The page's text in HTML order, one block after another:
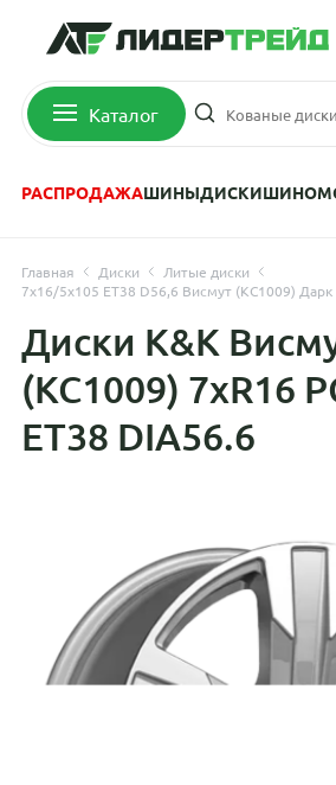
Каталог
РАСПРОДАЖАШИНЫДИСКИ
Главная Диски
Литые диски
7x16/5x105 ET38 D56,6 Висмут (КС1009) Дарк
Диски K&K
(КС1009) 7xR16
ET38 DIA56.6